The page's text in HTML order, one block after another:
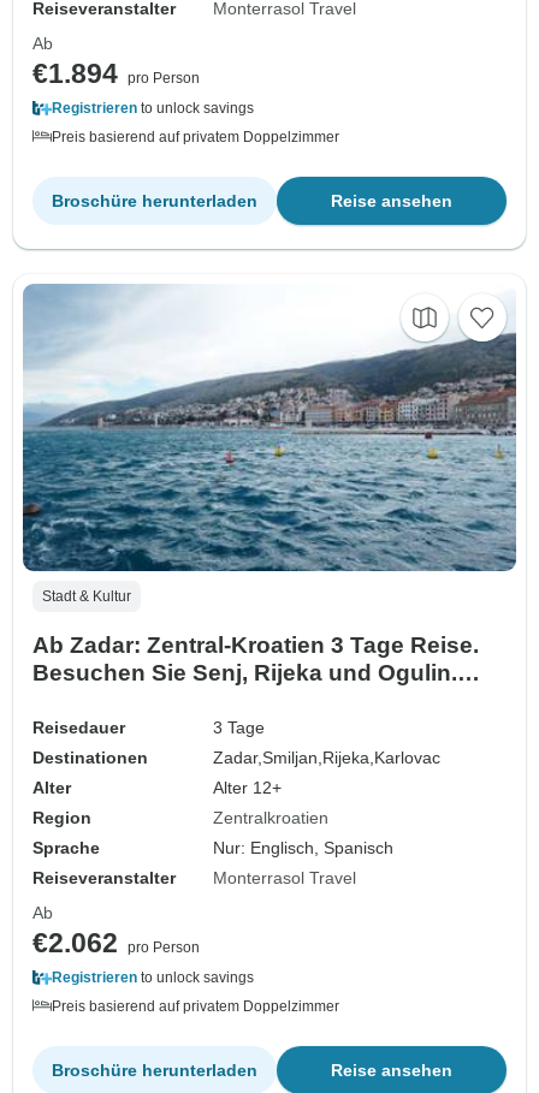
Reiseveranstalter
Monterrasol Travel
Ab
€1.894 pro Person
Registrieren to unlock savings
Preis basierend auf privatem Doppelzimmer
Reise ansehen
Broschüre herunterladen
Stadt & Kultur
Ab Zadar: Zentral-Kroatien 3 Tage Reise.
Besuchen Sie Senj, Rijeka und Ogulin.
Schlösser. Mittelalterliche und küstennahe
Ziele. Jede Menge Geschichte und
Architektur. Kulturelle Fusion. Vielfältiges
kulturelles …
Reisedauer
3 Tage
Destinationen
Zadar,Smiljan,Rijeka,Karlovac
Alter
Alter 12+
Region
Zentralkroatien
Sprache
Nur: Englisch, Spanisch
Reiseveranstalter
Monterrasol Travel
Ab
€2.062
pro Person
Registrieren to unlock savings
Preis basierend auf privatem Doppelzimmer
Reise ansehen
Broschüre herunterladen